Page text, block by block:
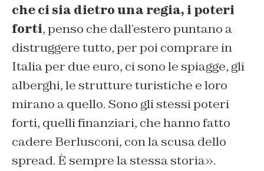
che ci sia dietro una regia, i poteri
forti, penso che dall’estero puntano a
distruggere tutto, per poi comprare in
Italia per due euro, ci sono le spiagge, gli
alberghi, le strutture turistiche e loro
mirano a quello. Sono gli stessi poteri
forti, quelli finanziari, che hanno fatto
cadere Berlusconi, con la scusa dello
spread. È sempre la stessa storia».